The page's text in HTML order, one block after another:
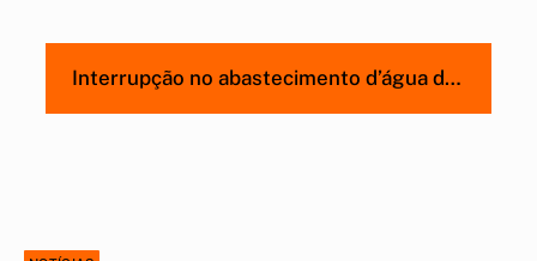
Interrupção no abastecimento d’água do